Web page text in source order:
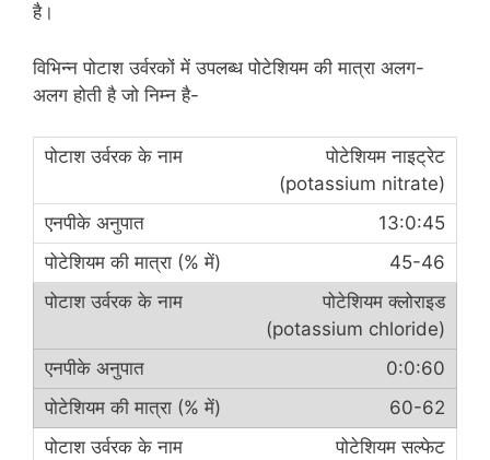
है।
विभिन्न पोटाश उर्वरकों में उपलब्ध पोटेशियम की मात्रा अलग-
अलग होती है जो निम्न है-
पोटेशियम नाइट्रेट
(potassium nitrate)
13:0:45
45-46
पोटेशियम क्लोराइड
(potassium chloride)
0:0:60
60-62
पोटेशियम सल्फेट